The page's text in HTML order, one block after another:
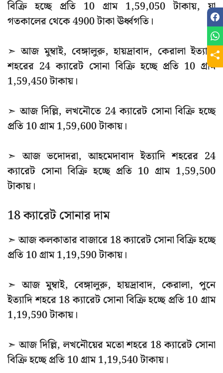
বিক্রি হচ্ছে প্রতি 10 গ্রাম 1,59,050 টাকায়, যা
গতকালের থেকে 4900 টাকা ঊর্ধ্বগতি।
➣ আজ মুম্বাই, বেঙ্গালুরু, হায়দ্রাবাদ, কেরালা ইত্যাদি
শহরের 24 ক্যারেট সোনা বিক্রি হচ্ছে প্রতি 10 গ্রাম
1,59,450 টাকায়।
➣ আজ দিল্লি, লখনৌতে 24 ক্যারেট সোনা বিক্রি হচ্ছে
প্রতি 10 গ্রাম 1,59,600 টাকায়।
➣ আজ ভদোদরা, আহমেদাবাদ ইত্যাদি শহরের 24
ক্যারেট সোনা বিক্রি হচ্ছে প্রতি 10 গ্রাম 1,59,500
টাকায়।
18 ক্যারেট সোনার দাম
➣ আজ কলকাতার বাজারে 18 ক্যারেট সোনা বিক্রি হচ্ছে
প্রতি 10 গ্রাম 1,19,590 টাকায়।
➣ আজ মুম্বাই, বেঙ্গালুরু, হায়দ্রাবাদ, কেরালা, পুনে
ইত্যাদি শহরে 18 ক্যারেট সোনা বিক্রি হচ্ছে প্রতি 10 গ্রাম
1,19,590 টাকায়।
➣ আজ দিল্লি, লখনৌয়ের মতো শহরে 18 ক্যারেট সোনা
বিক্রি হচ্ছে প্রতি 10 গ্রাম 1,19,540 টাকায়।